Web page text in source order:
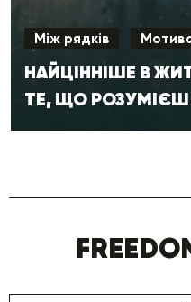
Між рядків
НАЙЦІННІШЕ В
ТЕ, ЩО